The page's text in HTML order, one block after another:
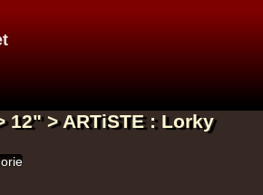
12" > ARTiSTE : Lorky